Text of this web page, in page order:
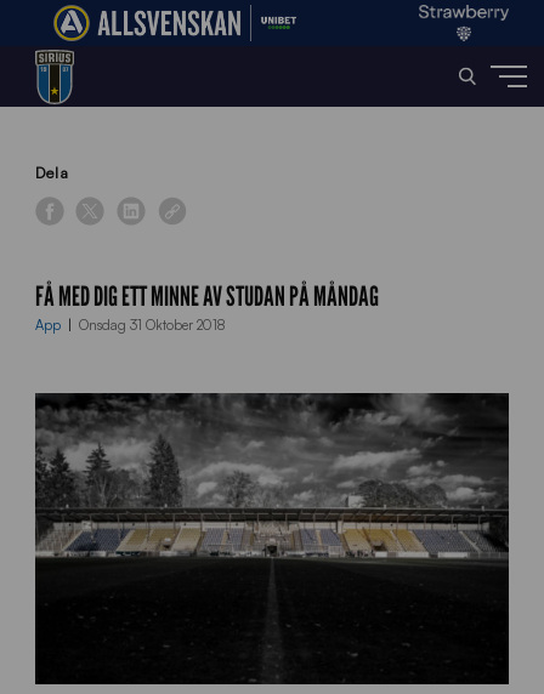
Home»
Dela
FÅ MED DIG ETT MINNE AV STUDAN PÅ MÅNDAG
App Onsdag 31 Oktober 2018